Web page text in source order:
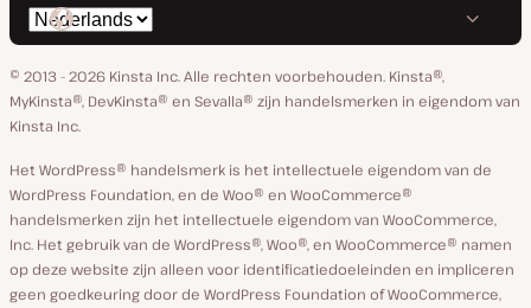
GitHub
X
YouTube
Facebook
Linkedin
Selecteer
taal
© 2013 - 2026 Kinsta Inc. Alle rechten voorbehouden. Kinsta®,
MyKinsta®, DevKinsta® en Sevalla® zijn handelsmerken in eigendom van
Kinsta Inc.
Het WordPress® handelsmerk is het intellectuele eigendom van de
WordPress Foundation, en de Woo® en WooCommerce®
handelsmerken zijn het intellectuele eigendom van WooCommerce,
Inc. Het gebruik van de WordPress®, Woo®, en WooCommerce® namen
op deze website zijn alleen voor identificatiedoeleinden en impliceren
geen goedkeuring door de WordPress Foundation of WooCommerce,